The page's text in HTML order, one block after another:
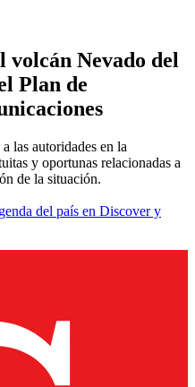
Nevado del
Plan de
las autoridades en la
y oportunas relacionadas a
de la situación.
del país en Discover y